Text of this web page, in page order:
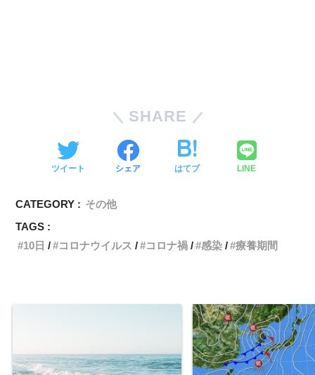
SHARE
ツイート シェア はてブ LINE
CATEGORY : その他
TAGS :
10日
コロナウイルス コロナ禍 感染 療養期間